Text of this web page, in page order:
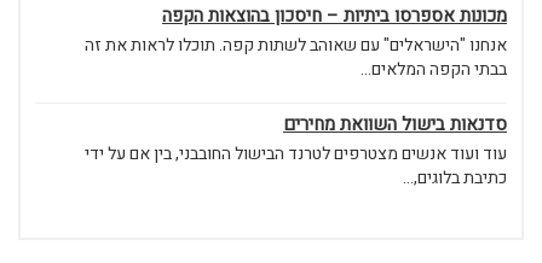
מכונות אספרסו ביתיות – חיסכון בהוצאות הקפה
אנחנו "הישראלים" עם שאוהב לשתות קפה. תוכלו לראות את זה
בבתי הקפה המלאים...
סדנאות בישול השוואת מחירים
עוד ועוד אנשים מצטרפים לטרנד הבישול החובבני, בין אם על ידי
כתיבת בלוגים,...